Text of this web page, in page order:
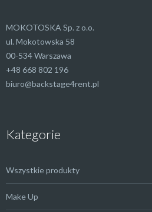
MOKOTOSKA Sp. z o.o.
ul. Mokotowska 58
00-534 Warszawa
+48 668 802 196
biuro@backstage4rent.pl
Kategorie
Wszystkie produkty
Make Up